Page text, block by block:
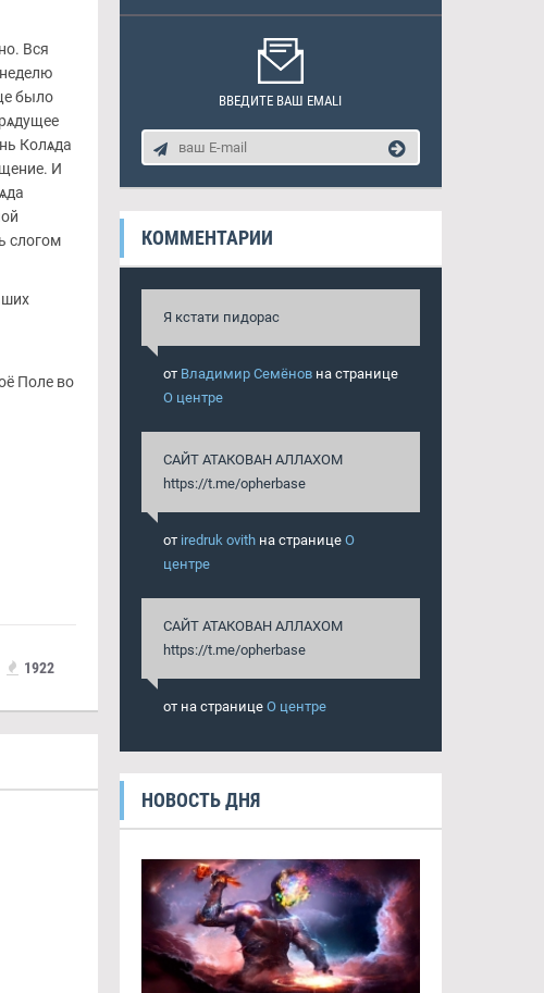
Вся
было
Колѧда
И
слогом
Поле во
1922
ВВЕДИТЕ ВАШ EMALI
КОММЕНТАРИИ
Я кстати пидорас
от Владимир Семёновна странице
О центре
САЙТ АТАКОВАН АЛЛАХОМ
https://t.me/opherbase
от iredruk ovithна странице О
центре
САЙТ АТАКОВАН АЛЛАХОМ
https://t.me/opherbase
от на странице О центре
НОВОСТЬ ДНЯ